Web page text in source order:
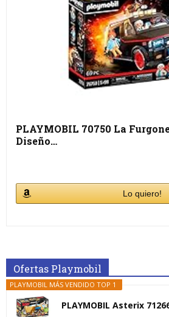
PLAYMOBIL 70750 La
Diseño…
Lo quiero!
Ofertas Playmobil
PLAYMOBIL MÁS VENDIDO TOP 1
PLAYMOBIL Asterix